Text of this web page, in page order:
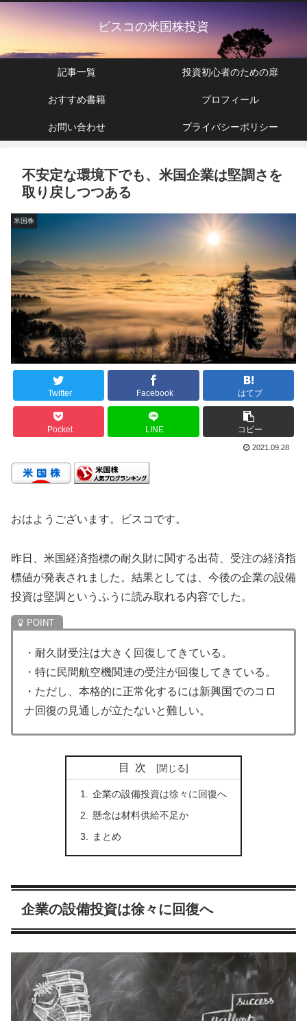
ビスコの米国株投資
記事一覧 投資初心者のための扉
おすすめ書籍 プロフィール
お問い合わせ プライバシーポリシー
不安定な環境下でも、米国企業は堅調さを
取り戻しつつある
米国株
Twitter Facebook はてブ
Pocket LINE コピー
2021.09.28
おはようございます。ビスコです。
昨日、米国経済指標の耐久財に関する出荷、受注の経済指
標値が発表されました。結果としては、今後の企業の設備
投資は堅調というふうに読み取れる内容でした。
・耐久財受注は大きく回復してきている。
・特に民間航空機関連の受注が回復してきている。
・ただし、本格的に正常化するには新興国でのコロ
ナ回復の見通しが立たないと難しい。
目次
企業の設備投資は徐々に回復へ
懸念は材料供給不足か
まとめ
企業の設備投資は徐々に回復へ